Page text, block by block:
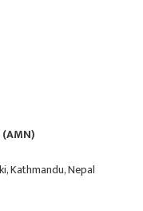
(AMN)
Kathmandu, Nepal